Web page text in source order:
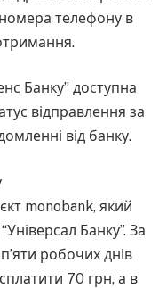
телефону в
Банку” доступна
відправлення за
від банку.
monobank, який
Банку”. За
робочих днів
70 грн, а в